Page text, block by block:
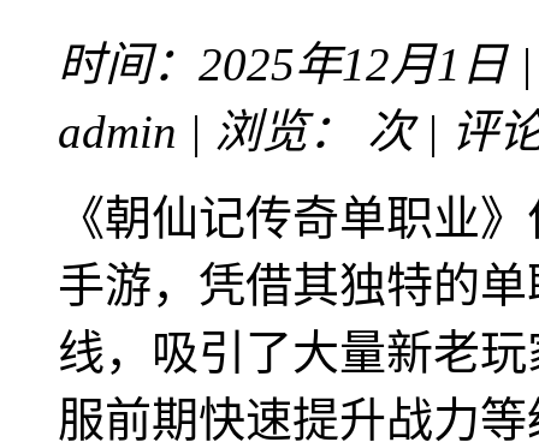
时间：2025年12月1日
admin | 浏览：
次 | 评
《朝仙记传奇单职业
手游，凭借其独特的
线，吸引了大量新老
服前期快速提升战力